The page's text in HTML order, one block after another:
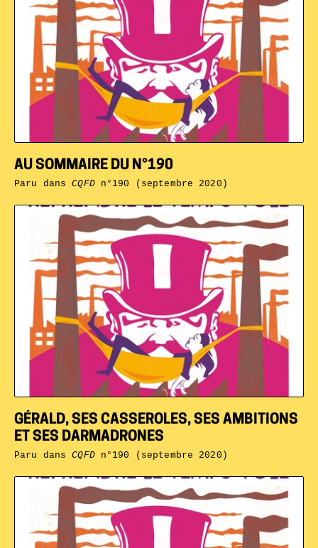
GÉRALD, SES CASSEROLES, SES AMBITIONS
ET SES DARMADRONES
Paru dansCQFDn°190 (septembre 2020)
AU SOMMAIRE DU N°190
Paru dansCQFDn°190 (septembre 2020)